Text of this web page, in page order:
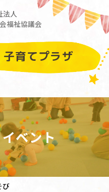
法人
福祉協議会
育てプラザ
ベント
び